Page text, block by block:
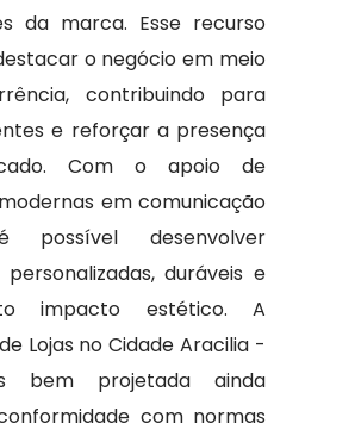
da marca. Esse recurso
o negócio em meio
contribuindo para
e reforçar a presença
Com o apoio de
em comunicação
possível desenvolver
duráveis e
impacto estético. A
Lojas no Cidade Aracilia -
bem projetada ainda
com normas